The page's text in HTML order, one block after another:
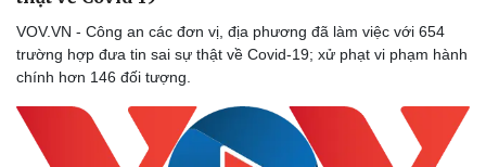
VOV.VN - Công an các đơn vị, địa phương đã làm việc với 654
trường hợp đưa tin sai sự thật về Covid-19; xử phạt vi phạm hành
chính hơn 146 đối tượng.